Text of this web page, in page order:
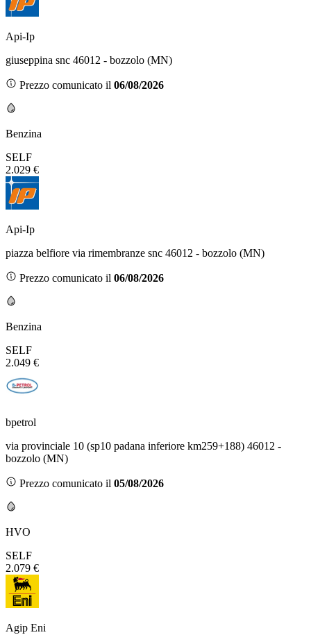
Api-Ip
giuseppina snc 46012 - bozzolo (MN)
Prezzo comunicato il 06/08/2026
Benzina
SELF
2.029 €
Api-Ip
piazza belfiore via rimembranze snc 46012 - bozzolo (MN)
Prezzo comunicato il 06/08/2026
Benzina
SELF
2.049 €
bpetrol
via provinciale 10 (sp10 padana inferiore km259+188) 46012 -
bozzolo (MN)
Prezzo comunicato il 05/08/2026
HVO
SELF
2.079 €
Agip Eni